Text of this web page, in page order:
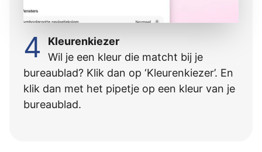
4
Kleurenkiezer
Wil je een kleur die matcht bij je
bureaublad? Klik dan op ‘Kleurenkiezer’. En
klik dan met het pipetje op een kleur van je
bureaublad.